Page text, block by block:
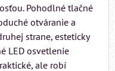
Pohodlné tlačné
otváranie a
strane, esteticky
LED osvetlenie
ale robí